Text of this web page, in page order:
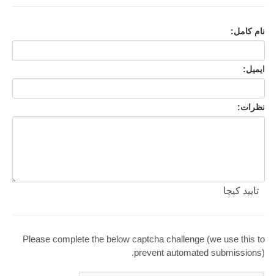
نام کامل:
ایمیل:
نظرات:
تایید کپچا
Please complete the below captcha challenge (we use this to
prevent automated submissions).